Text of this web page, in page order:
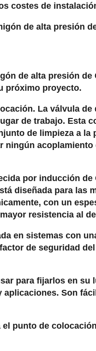
costes de
de alta presión
de alta presión
próximo proyecto.
La válvula
de trabajo. Esta
de limpieza a
por inducción
diseñada para las
con un
resistencia al
en sistemas con
de seguridad
para fijarlos en su
Son
punto de